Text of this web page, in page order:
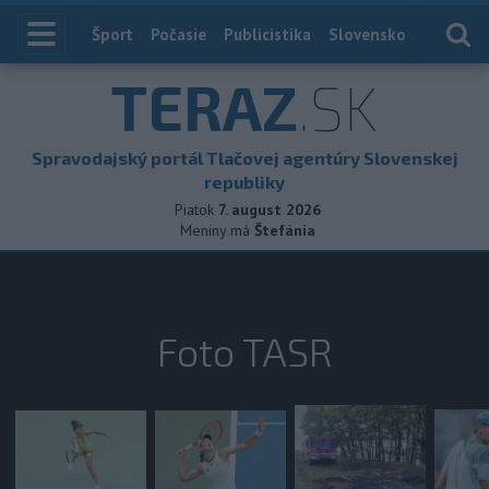
Index
Šport Počasie Publicistika Slovensko
TERAZ.SK
Spravodajský portál Tlačovej agentúry Slovenskej
republiky
Piatok 7. august 2026
Meniny má Štefánia
Foto TASR